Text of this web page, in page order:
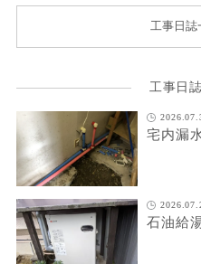
工事日誌
工事日
宅内漏
石油給